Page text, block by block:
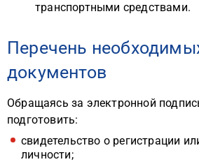
транспортными средствами.
Перечень
документов
Обращаясь за электронной
подготовить:
свидетельство о регистрации
личности;